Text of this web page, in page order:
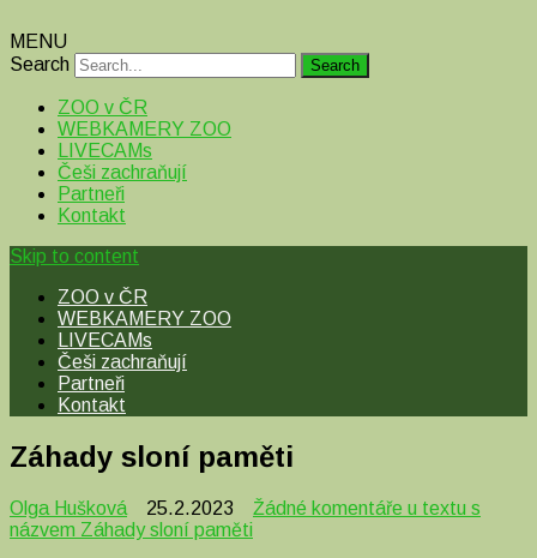
MENU
Search
ZOO v ČR
WEBKAMERY ZOO
LIVECAMs
Češi zachraňují
Partneři
Kontakt
Skip to content
ZOO v ČR
WEBKAMERY ZOO
LIVECAMs
Češi zachraňují
Partneři
Kontakt
Záhady sloní paměti
Olga Hušková 25.2.2023 Žádné komentáře u textu s
názvem Záhady sloní paměti